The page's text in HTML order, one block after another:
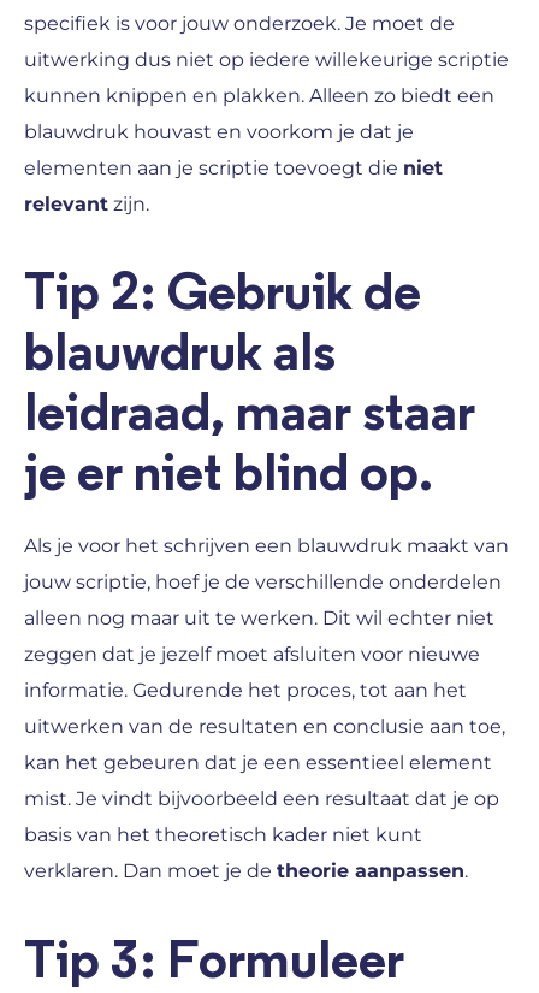
specifiek is voor jouw onderzoek. Je moet de
uitwerking dus niet op iedere willekeurige scriptie
kunnen knippen en plakken. Alleen zo biedt een
blauwdruk houvast en voorkom je dat je
elementen aan je scriptie toevoegt die niet
relevant zijn.
Tip 2: Gebruik de
blauwdruk als
leidraad, maar staar
je er niet blind op.
Als je voor het schrijven een blauwdruk maakt van
jouw scriptie, hoef je de verschillende onderdelen
alleen nog maar uit te werken. Dit wil echter niet
zeggen dat je jezelf moet afsluiten voor nieuwe
informatie. Gedurende het proces, tot aan het
uitwerken van de resultaten en conclusie aan toe,
kan het gebeuren dat je een essentieel element
mist. Je vindt bijvoorbeeld een resultaat dat je op
basis van het theoretisch kader niet kunt
verklaren. Dan moet je de theorie aanpassen.
Tip 3: Formuleer